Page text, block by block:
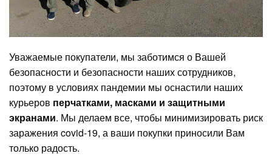
Уважаемые покупатели, мы заботимся о Вашей
безопасности и безопасности наших сотрудников,
поэтому в условиях пандемии мы оснастили наших
курьеров перчатками, масками и защитными
экранами. Мы делаем все, чтобы минимизировать риск
заражения covid-19, а ваши покупки приносили Вам
только радость.